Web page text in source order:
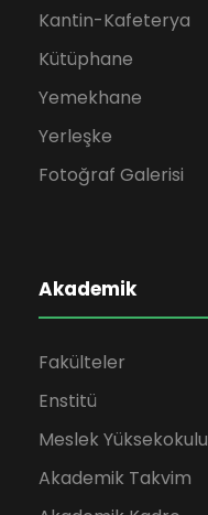
Kantin-Kafeterya
Kütüphane
Yemekhane
Yerleşke
Fotoğraf Galerisi
Akademik
Fakülteler
Enstitü
Meslek Yüksekokulu
Akademik Takvim